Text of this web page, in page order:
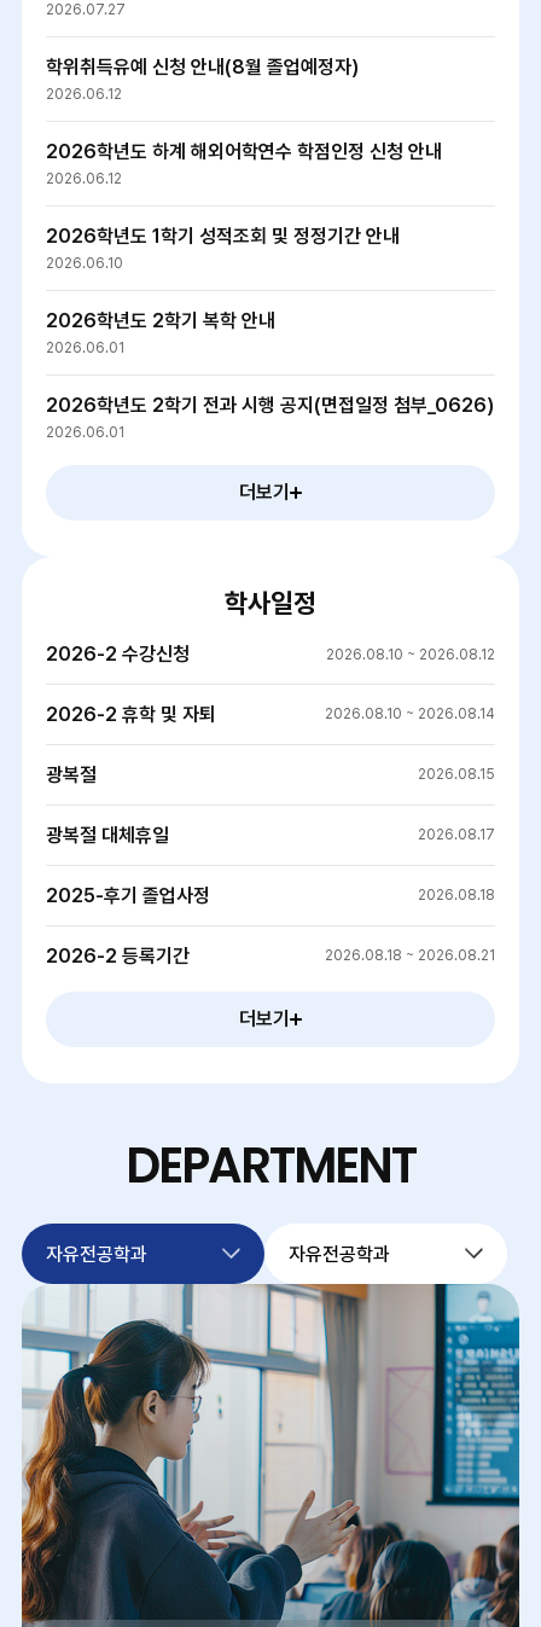
2026.07.27
학위취득유예 신청 안내(8월 졸업예정자)
2026.06.12
2026학년도 하계 해외어학연수 학점인정 신청 안내
2026.06.12
2026학년도 1학기 성적조회 및 정정기간 안내
2026.06.10
2026학년도 2학기 복학 안내
2026.06.01
2026학년도 2학기 전과 시행 공지(면접일정 첨부_0626)
2026.06.01
더보기
학사일정
2026-2 수강신청 2026.08.10 ~ 2026.08.12
2026-2 휴학 및 자퇴 2026.08.10 ~ 2026.08.14
광복절 2026.08.15
광복절 대체휴일 2026.08.17
2025-후기 졸업사정 2026.08.18
2026-2 등록기간 2026.08.18 ~ 2026.08.21
더보기
DEPARTMENT
자유전공학과 자유전공학과